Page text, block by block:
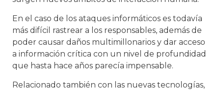
En el caso de los ataques informáticos es todavía
más difícil rastrear a los responsables, además de
poder causar daños multimillonarios y dar acceso
a información crítica con un nivel de profundidad
que hasta hace años parecía impensable.
Relacionado también con las nuevas tecnologías,